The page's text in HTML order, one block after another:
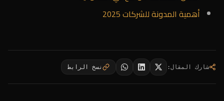
أهمية المدونة للشركات 2025
شارك المقال: نسخ الرابط